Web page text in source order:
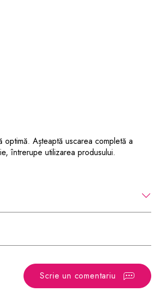
Așteaptă uscarea completă a
întrerupe utilizarea produsului.
Scrie un comentariu